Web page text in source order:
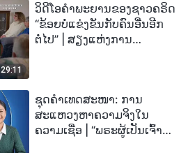
29:11
ວິດີໂອຄຳພະຍານຂອງຊາວຄຣິດ
“ຂ້ອຍບໍ່ແຂ່ງຂັນກັບຄົນອື່ນອີກ
ຕໍ່ໄປ” | ສຽງແຫ່ງການ
ຊຸດຄຳເທດສະໜາ: ການ
ສະແຫວງຫາຄວາມຈິງໃນ
ຄວາມເຊື່ອ | “ພຣະຜູ້ເປັນເຈົ້າຈະ